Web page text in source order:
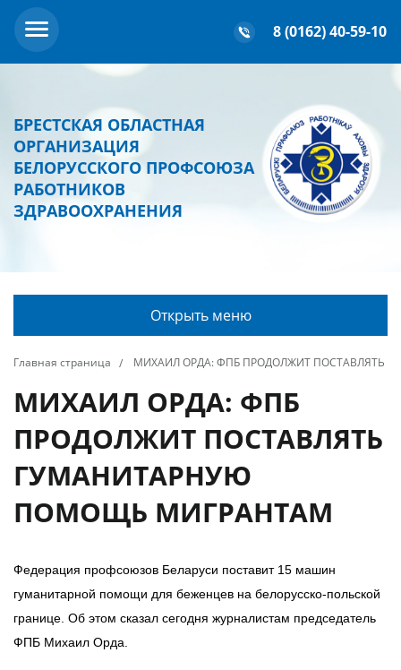
8 (0162) 40-59-10
БРЕСТСКАЯ ОБЛАСТНАЯ
ОРГАНИЗАЦИЯ
БЕЛОРУССКОГО ПРОФСОЮЗА
РАБОТНИКОВ
ЗДРАВООХРАНЕНИЯ
Открыть меню
Главная страница МИХАИЛ ОРДА: ФПБ ПРОДОЛЖИТ ПОСТАВЛЯТЬ
МИХАИЛ ОРДА: ФПБ
ПРОДОЛЖИТ ПОСТАВЛЯТЬ
ГУМАНИТАРНУЮ
ПОМОЩЬ МИГРАНТАМ
Федерация профсоюзов Беларуси поставит 15 машин
гуманитарной помощи для беженцев на белорусско-польской
границе. Об этом сказал сегодня журналистам председатель
ФПБ Михаил Орда.